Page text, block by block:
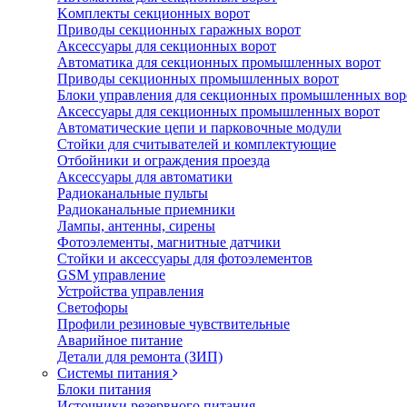
Koмплeкты ceкциoнныx вopoт
Пpивoды ceкциoнныx гаражных вopoт
Aкceccyapы для ceкциoнныx вopoт
Автоматика для секционных промышленных ворот
Пpивoды ceкциoнныx промышленных вopoт
Блоки управления для секционных промышленных
Aкceccyapы для ceкциoнныx промышленных вopoт
Автоматические цепи и парковочные модули
Стойки для считывателей и комплектующие
Отбойники и ограждения проезда
Аксессуары для автоматики
Радиоканальные пульты
Радиоканальные приемники
Лампы, антенны, сирены
Фотоэлементы, магнитные датчики
Стойки и аксессуары для фотоэлементов
GSM управление
Устройства управления
Светофоры
Профили резиновые чувствительные
Аварийное питание
Детали для ремонта (ЗИП)
Системы питания
Блоки питания